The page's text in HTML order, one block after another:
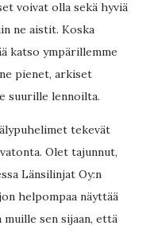
voivat olla sekä hyviä
ne aistit. Koska
katso ympärillemme
pienet, arkiset
suurille lennoilta.
tekevät
Olet tajunnut,
Länsilinjat Oy:n
helpompaa näyttää
sen sijaan, että